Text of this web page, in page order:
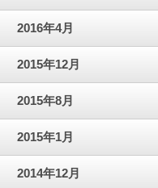
2016年4月
2015年12月
2015年8月
2015年1月
2014年12月